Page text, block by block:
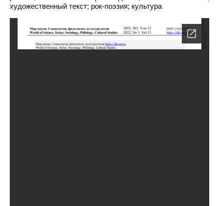
художественный текст; рок-поэзия; культура